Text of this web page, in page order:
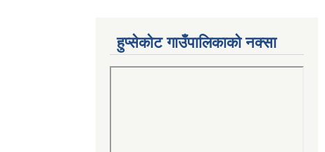
हुप्सेकोट गाउँपालिकाको नक्सा